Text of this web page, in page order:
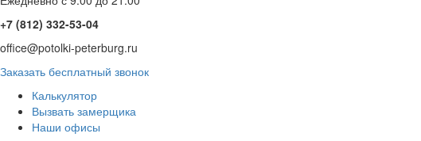
+7 (812) 332-53-04
office@potolki-peterburg.ru
Заказать бесплатный звонок
Калькулятор
Вызвать замерщика
Наши офисы